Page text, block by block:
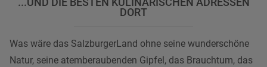
DORT
Was wäre das SalzburgerLand ohne seine wunderschöne
Natur, seine atemberaubenden Gipfel, das Brauchtum, das